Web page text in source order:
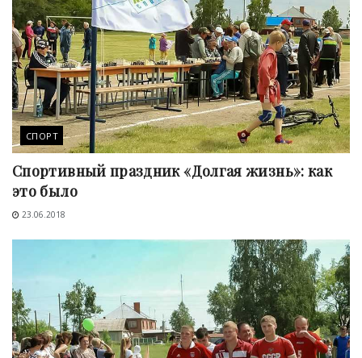
СПОРТ
Спортивный праздник «Долгая жизнь»: как
это было
23.06.2018